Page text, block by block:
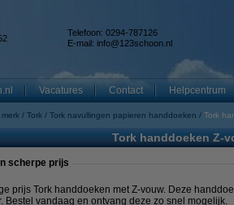
Telefoon: 0294-787126
E-mail: info@123schoon.nl
Vacatures Contact Helpcentrum
Tork Tork navullingen papieren handdoeken Tork
Tork handdoeken Z-
scherpe prijs
prijs Tork handdoeken met Z-vouw. Deze
Bestel vandaag en ontvang deze zo snel mogelijk.